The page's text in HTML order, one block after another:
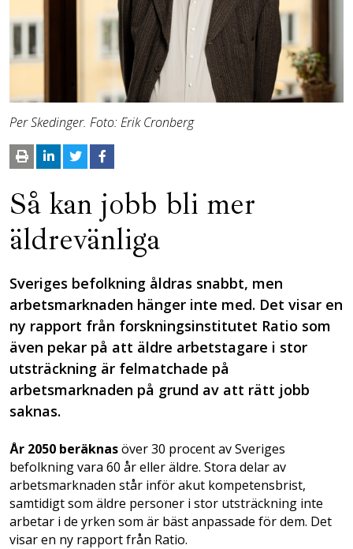
Per Skedinger. Foto: Erik Cronberg
Så kan jobb bli mer
äldrevänliga
Sveriges befolkning åldras snabbt, men
arbetsmarknaden hänger inte med. Det visar en
ny rapport från forskningsinstitutet Ratio som
även pekar på att äldre arbetstagare i stor
utsträckning är felmatchade på
arbetsmarknaden på grund av att rätt jobb
saknas.
År 2050 beräknasöver 30 procent av Sveriges
befolkning vara 60 år eller äldre. Stora delar av
arbetsmarknaden står inför akut kompetensbrist,
samtidigt som äldre personer i stor utsträckning inte
arbetar i de yrken som är bäst anpassade för dem. Det
visar en ny rapport från Ratio.